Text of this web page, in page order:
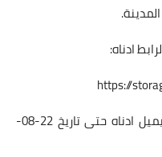
ادناه:
https://
للاستفسارات يمكنك التواصل عبر الايميل ادناه حتى تاريخ 22-08-